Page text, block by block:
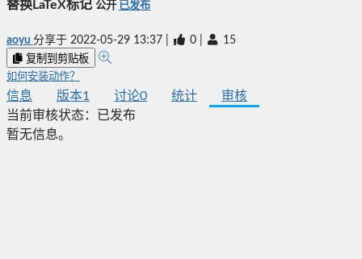
替换LaTeX标记 公开 已发布
aoyu 分享于 2022-05-29 13:37 0 15
复制到剪贴板
如何安装动作？
信息 版本1 讨论0 统计
审核
当前审核状态：
已发布
暂无信息。